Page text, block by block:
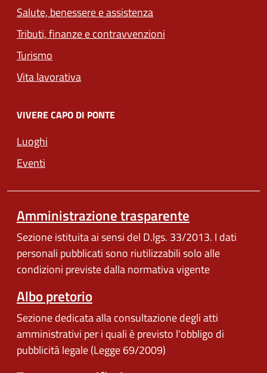
Salute, benessere e assistenza
Tributi, finanze e contravvenzioni
Turismo
Vita lavorativa
VIVERE CAPO DI PONTE
Luoghi
Eventi
Amministrazione trasparente
Sezione istituita ai sensi del D.lgs. 33/2013. I dati
personali pubblicati sono riutilizzabili solo alle
condizioni previste dalla normativa vigente
Albo pretorio
Sezione dedicata alla consultazione degli atti
amministrativi per i quali è previsto l'obbligo di
pubblicità legale (Legge 69/2009)